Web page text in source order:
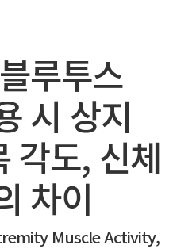
루투스
시 상지
각도, 신체
차이
Muscle Activity,